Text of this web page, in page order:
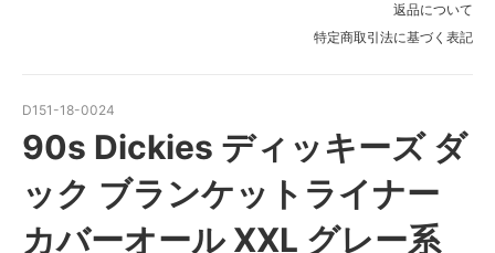
返品について
特定商取引法に基づく表記
D151-18-0024
90s Dickies ディッキーズ ダ
ック ブランケットライナー
カバーオール XXL グレー系